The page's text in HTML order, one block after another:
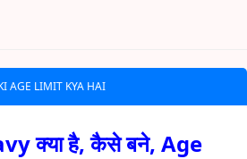
AGE LIMIT KYA HAI
क्या है, कैसे बने, Age